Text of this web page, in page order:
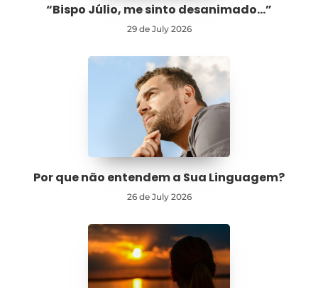
“Bispo Júlio, me sinto desanimado…”
29 de July 2026
Por que não entendem a Sua Linguagem?
26 de July 2026